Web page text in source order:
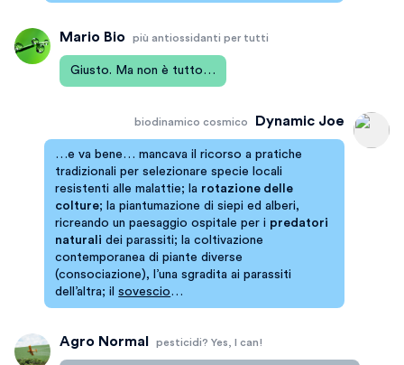
Mario Bio più antiossidanti per tutti
Giusto. Ma non è tutto…
Dynamic Joe
biodinamico cosmico
…e va bene… mancava il ricorso a pratiche
tradizionali per selezionare specie locali
resistenti alle malattie; la rotazione delle
colture; la piantumazione di siepi ed alberi,
ricreando un paesaggio ospitale per i predatori
naturali dei parassiti; la coltivazione
contemporanea di piante diverse
(consociazione), l’una sgradita ai parassiti
dell’altra; ilsovescio …
Agro Normal pesticidi? Yes, I can!